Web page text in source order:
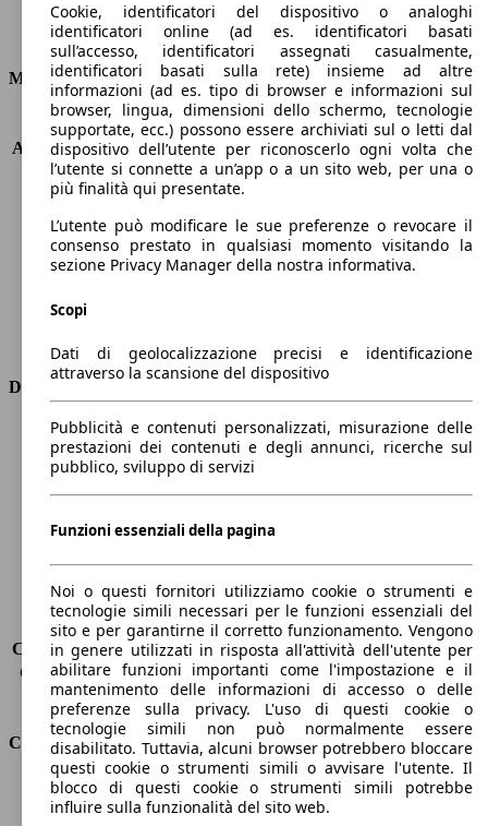
Consumi
Motore e Prestazioni
KW (PS)
59 kW (80 PS)
Accelerazione (0-100 km/h)
13.7s
Velocità massima (km/h)
170 km/h
Numero di marce
5
Coppia
110 nm
Cilindrata
1198 ccm
Carburante
Benzina
Trasmissione
Dimensioni
Lunghezza
4100 mm
Altezza
1530 mm
Larghezza
Peso massimo
1510 kg
Sedili
5
Carico sul tetto
-
Capacità di traino (senza freni) -
Capacità di traino (con freni)
450 kg
Volume del bagagliaio
325 - 2012 l
Consumi
Emissioni di CO2*
109 g/km (komb.)
Consumo (urbano)
5.9 l/100km
Cookie, identificatori del dispositivo o analoghi
identificatori online (ad es. identificatori basati
sull’accesso, identificatori assegnati casualmente,
identificatori basati sulla rete) insieme ad altre
informazioni (ad es. tipo di browser e informazioni sul
browser, lingua, dimensioni dello schermo, tecnologie
supportate, ecc.) possono essere archiviati sul o letti dal
dispositivo dell’utente per riconoscerlo ogni volta che
l’utente si connette a un’app o a un sito web, per una o
più finalità qui presentate.
L’utente può modificare le sue preferenze o revocare il
consenso prestato in qualsiasi momento visitando la
sezione Privacy Manager della nostra informativa.
Scopi
Dati di geolocalizzazione precisi e identificazione
attraverso la scansione del dispositivo
Pubblicità e contenuti personalizzati, misurazione delle
prestazioni dei contenuti e degli annunci, ricerche sul
pubblico, sviluppo di servizi
Funzioni essenziali della pagina
Noi o questi fornitori utilizziamo cookie o strumenti e
tecnologie simili necessari per le funzioni essenziali del
sito e per garantirne il corretto funzionamento. Vengono
in genere utilizzati in risposta all'attività dell'utente per
abilitare funzioni importanti come l'impostazione e il
mantenimento delle informazioni di accesso o delle
preferenze sulla privacy. L'uso di questi cookie o
tecnologie simili non può normalmente essere
disabilitato. Tuttavia, alcuni browser potrebbero bloccare
questi cookie o strumenti simili o avvisare l'utente. Il
blocco di questi cookie o strumenti simili potrebbe
influire sulla funzionalità del sito web.